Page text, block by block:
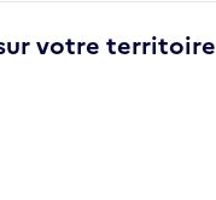
votre territoire